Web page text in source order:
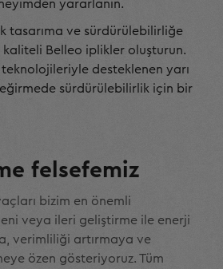
yararlanın.
tasarıma ve sürdürülebilirliğe
Belleo iplikler oluşturun.
desteklenen yarı
sürdürülebilirlik için bir
felsefemiz
bizim en önemli
veya ileri geliştirme ile enerji
verimliliği artırmaya ve
özen gösteriyoruz. Tüm